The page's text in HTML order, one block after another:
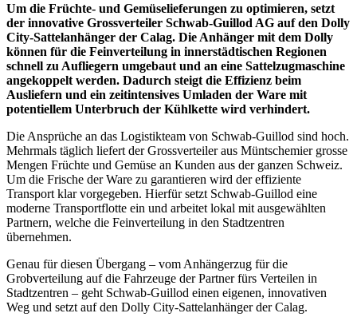
Um die Früchte- und Gemüselieferungen zu optimieren, setzt
der innovative Grossverteiler Schwab-Guillod AG auf den Dolly
City-Sattelanhänger der Calag. Die Anhänger mit dem Dolly
können für die Feinverteilung in innerstädtischen Regionen
schnell zu Aufliegern umgebaut und an eine Sattelzugmaschine
angekoppelt werden. Dadurch steigt die Effizienz beim
Ausliefern und ein zeitintensives Umladen der Ware mit
potentiellem Unterbruch der Kühlkette wird verhindert.
Die Ansprüche an das Logistikteam von Schwab-Guillod sind hoch.
Mehrmals täglich liefert der Grossverteiler aus Müntschemier grosse
Mengen Früchte und Gemüse an Kunden aus der ganzen Schweiz.
Um die Frische der Ware zu garantieren wird der effiziente
Transport klar vorgegeben. Hierfür setzt Schwab-Guillod eine
moderne Transportflotte ein und arbeitet lokal mit ausgewählten
Partnern, welche die Feinverteilung in den Stadtzentren
übernehmen.
Genau für diesen Übergang – vom Anhängerzug für die
Grobverteilung auf die Fahrzeuge der Partner fürs Verteilen in
Stadtzentren – geht Schwab-Guillod einen eigenen, innovativen
Weg und setzt auf den Dolly City-Sattelanhänger der Calag.